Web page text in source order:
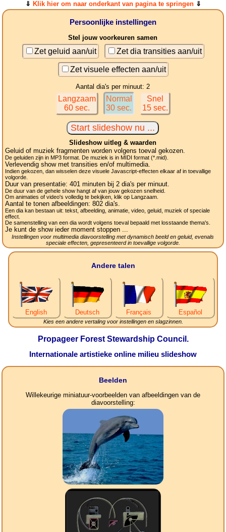
⇓ Klik hier om naar onderkant van pagina te springen⇓
Persoonlijke instellingen
Stel jouw voorkeuren samen
Zet geluid aan/uit Zet dia transities aan/uit
Zet visuele effecten aan/uit
Aantal dia's per minuut: 2
Langzaam
60 sec.
Normal
30 sec.
Snel
15 sec.
Slideshow uitleg & waarden
Geluid of muziek fragmenten worden volgens toeval gekozen.
De geluiden zijn in MP3 format. De muziek is in MIDI format (*.mid).
Verlevendig show met transities en/of multimedia.
Indien gekozen, dan wisselen deze visuele Javascript-effecten elkaar af in toevallige
volgorde.
Duur van presentatie: 401 minuten bij 2 dia's per minuut.
De duur van de gehele show hangt af van jouw gekozen snelheid.
Om animaties of video's volledig te bekijken, klik op Langzaam.
Aantal te tonen afbeeldingen: 802dia's.
Een dia kan bestaan uit: tekst, afbeelding, animatie, video, geluid, muziek of speciale
effect.
De samenstelling van een dia wordt volgens toeval bepaald met losstaande thema's.
Je kunt de show ieder moment stoppen ...
Instellingen voor multimedia diavoorstelling met dynamisch beeld en geluid, evenals
speciale effecten, gepresenteerd in toevallige volgorde.
Andere talen
English Deutsch Français Español
Kies een andere vertaling voor instellingen en slagzinnen.
Propageer Forest Stewardship Council.
Internationale artistieke online milieu slideshow
Beelden
Willekeurige miniatuur-voorbeelden van afbeeldingen van de
diavoorstelling: